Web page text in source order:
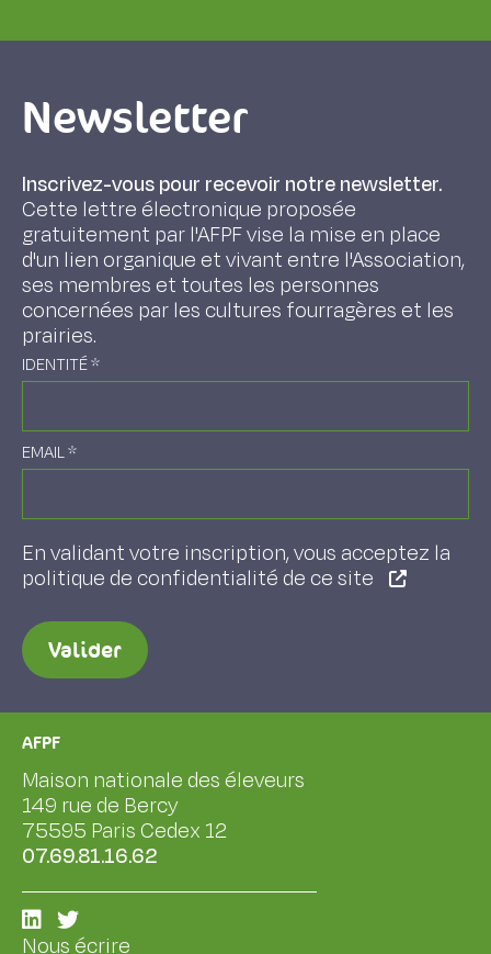
Newsletter
Inscrivez-vous pour recevoir notre newsletter.
Cette lettre électronique proposée
gratuitement par l'AFPF vise la mise en place
d'un lien organique et vivant entre l'Association,
ses membres et toutes les personnes
concernées par les cultures fourragères et les
prairies.
IDENTITÉ*
EMAIL*
En validant votre inscription, vous acceptez la
politique de confidentialité de ce site
Valider
AFPF
Maison nationale des éleveurs
149 rue de Bercy
75595 Paris Cedex 12
07.69.81.16.62
Nous écrire